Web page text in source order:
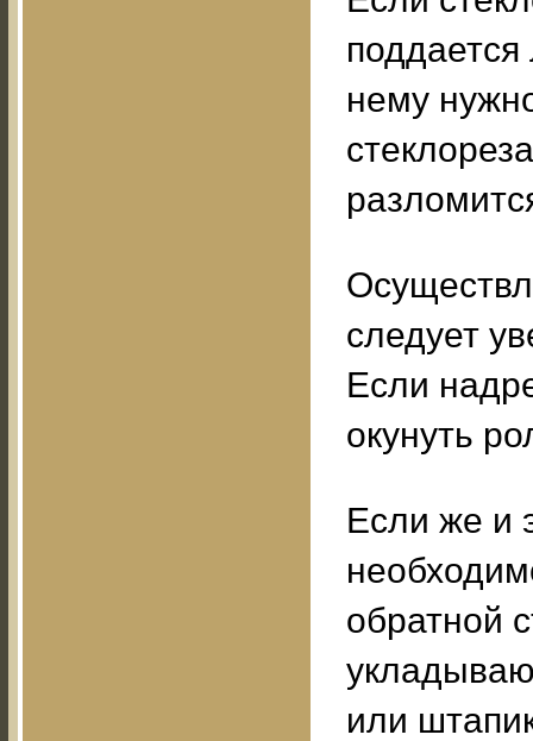
нему
следует
Если
окунуть
Если же и
обратной
или